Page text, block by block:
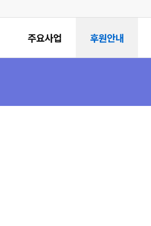
주요사업 후원안내